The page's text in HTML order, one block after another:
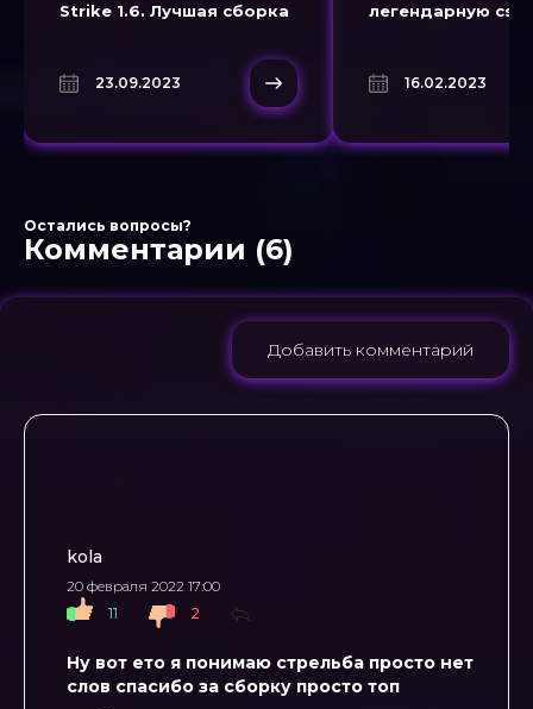
Strike 1.6. Лучшая сборка
скачать CS 1.6 торрент на
русском языке!
23.09.2023
легендарную cs
бесплатно без
gam1ngcs16.ru
16.02.2023
Остались вопросы?
Комментарии (6)
Добавить комментарий
kola
20 февраля 2022 17:00
11
2
Ну вот ето я понимаю стрельба просто нет
слов спасибо за сборку просто топ